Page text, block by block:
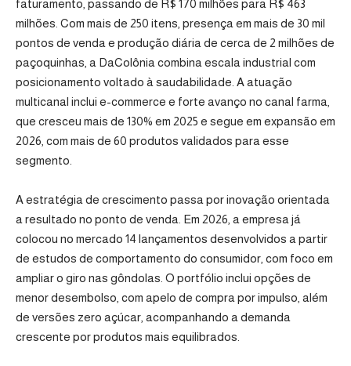
faturamento, passando de R$ 170 milhões para R$ 463
milhões. Com mais de 250 itens, presença em mais de 30 mil
pontos de venda e produção diária de cerca de 2 milhões de
paçoquinhas, a DaColônia combina escala industrial com
posicionamento voltado à saudabilidade. A atuação
multicanal inclui e-commerce e forte avanço no canal farma,
que cresceu mais de 130% em 2025 e segue em expansão em
2026, com mais de 60 produtos validados para esse
segmento.
A estratégia de crescimento passa por inovação orientada
a resultado no ponto de venda. Em 2026, a empresa já
colocou no mercado 14 lançamentos desenvolvidos a partir
de estudos de comportamento do consumidor, com foco em
ampliar o giro nas gôndolas. O portfólio inclui opções de
menor desembolso, com apelo de compra por impulso, além
de versões zero açúcar, acompanhando a demanda
crescente por produtos mais equilibrados.